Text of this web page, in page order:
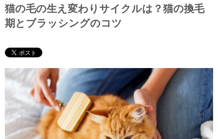
猫の毛の生え変わりサイクルは？猫の換毛
期とブラッシングのコツ